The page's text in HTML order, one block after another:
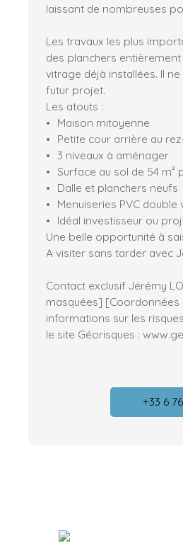
laissant de nombreuses
Les travaux les plus
des planchers
vitrage déjà installées. Il
futur projet.
Les atouts :
Maison mitoyenne
Petite cour arrière au
3 niveaux à aménager
Surface au sol de 54 m²
Dalle et planchers neufs
Menuiseries PVC double
Idéal investisseur ou
Une belle opportunité à
A visiter sans tarder avec
Contact exclusif Jérémy
masquées] [Coordonnées
informations sur les
le site Géorisques :
+33 6